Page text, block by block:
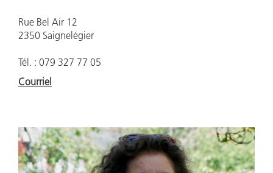
Rue Bel Air 12
2350 Saignelégier
Tél. : 079 327 77 05
Courriel